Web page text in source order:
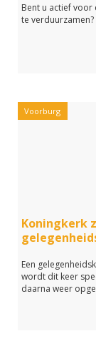
Bent u actief voor
te
Voorburg
Koningkerk
Een
wordt dit keer
daarna weer